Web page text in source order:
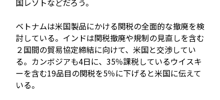
国レソトなどだろう。
ベトナムは米国製品にかける関税の全面的な撤廃を検
討している。インドは関税撤廃や規制の見直しを含む
２国間の貿易協定締結に向けて、米国と交渉してい
る。カンボジアも4日に、35％課税しているウイスキ
ーを含む19品目の関税を5％に下げると米国に伝えて
いる。